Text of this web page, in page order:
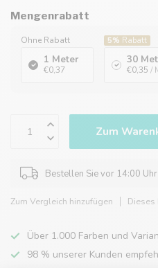
Mengenrabatt
Ohne Rabatt
1 Meter
€0,37
5% Rabatt
30
€0,35 /
Zum
Bestellen Sie vor 14:00
Zum Vergleich hinzufügen Dieses
Über 1.000 Farben und
98 % unserer Kunden